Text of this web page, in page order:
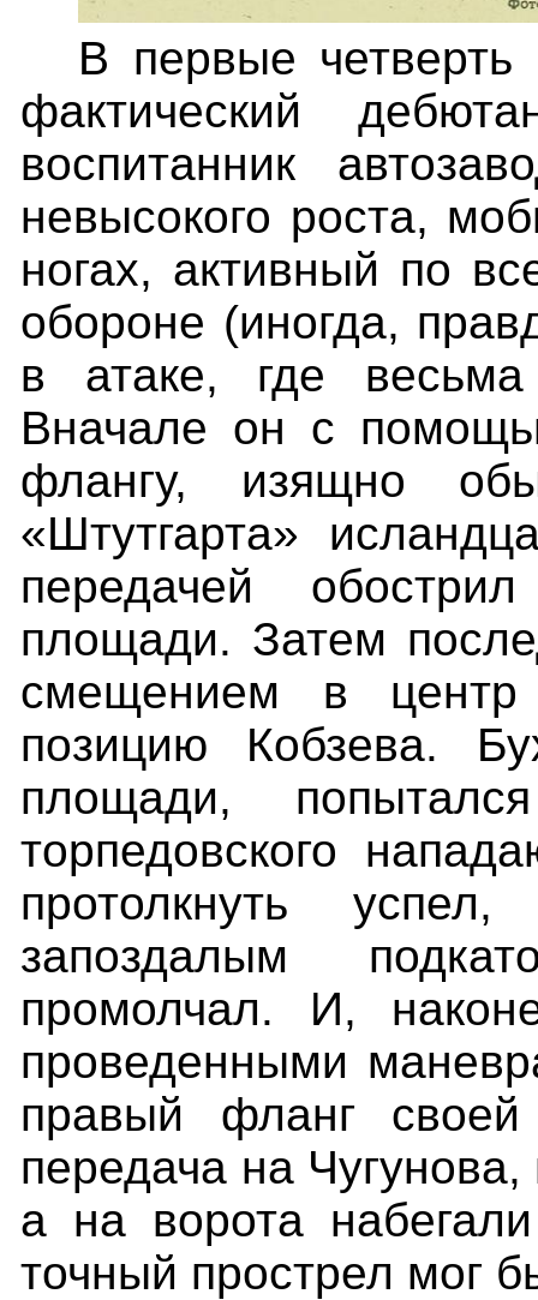
В первые
фактический
воспитанник
невысокого роста,
ногах, активный по
обороне (иногда,
в атаке, где
Вначале он с
флангу, изящно
«Штутгарта»
передачей
площади. Затем
смещением в
позицию Кобзева.
площади,
торпедовского
протолкнуть
запоздалым
промолчал. И,
проведенными
правый фланг своей
передача на
а на ворота
точный прострел мог